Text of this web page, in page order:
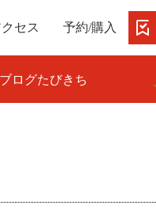
セス 予約/購入
ログたびきち